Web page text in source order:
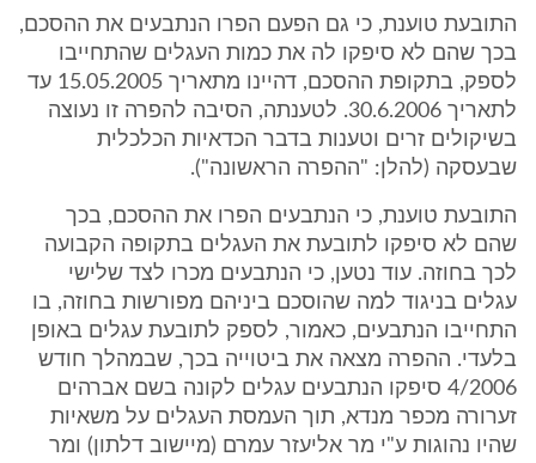
התובעת טוענת, כי גם הפעם הפרו הנתבעים את ההסכם,
בכך שהם לא סיפקו לה את כמות העגלים שהתחייבו
לספק, בתקופת ההסכם, דהיינו מתאריך 15.05.2005 עד
לתאריך 30.6.2006. לטענתה, הסיבה להפרה זו נעוצה
בשיקולים זרים וטענות בדבר הכדאיות הכלכלית
שבעסקה (להלן: "ההפרה הראשונה").
התובעת טוענת, כי הנתבעים הפרו את ההסכם, בכך
שהם לא סיפקו לתובעת את העגלים בתקופה הקבועה
לכך בחוזה. עוד נטען, כי הנתבעים מכרו לצד שלישי
עגלים בניגוד למה שהוסכם ביניהם מפורשות בחוזה, בו
התחייבו הנתבעים, כאמור, לספק לתובעת עגלים באופן
בלעדי. ההפרה מצאה את ביטוייה בכך, שבמהלך חודש
4/2006 סיפקו הנתבעים עגלים לקונה בשם אברהים
זערורה מכפר מנדא, תוך העמסת העגלים על משאיות
שהיו נהוגות ע"י מר אליעזר עמרם (מיישוב דלתון) ומר